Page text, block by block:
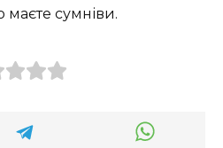
сумніви.